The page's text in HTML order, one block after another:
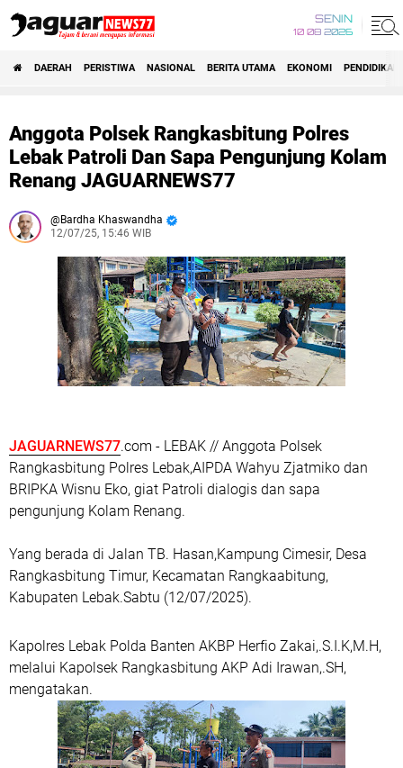
SENIN
10 08 2026
DAERAH PERISTIWA NASIONAL BERITA UTAMA EKONOMI PENDIDIKAN
Anggota Polsek Rangkasbitung Polres
Lebak Patroli Dan Sapa Pengunjung Kolam
Renang JAGUARNEWS77
Bardha Khaswandha
12/07/25, 15:46 WIB
JAGUARNEWS77.com - LEBAK // Anggota Polsek
Rangkasbitung Polres Lebak,AIPDA Wahyu Zjatmiko dan
BRIPKA Wisnu Eko, giat Patroli dialogis dan sapa
pengunjung Kolam Renang.
Yang berada di Jalan TB. Hasan,Kampung Cimesir, Desa
Rangkasbitung Timur, Kecamatan Rangkaabitung,
Kabupaten Lebak.Sabtu (12/07/2025).
Kapolres Lebak Polda Banten AKBP Herfio Zakai,.S.I.K,M.H,
melalui Kapolsek Rangkasbitung AKP Adi Irawan,.SH,
mengatakan.